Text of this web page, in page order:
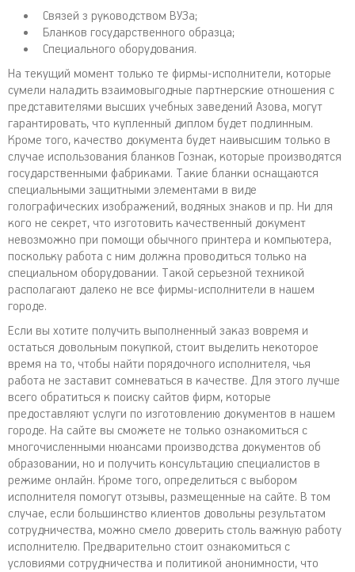
Связей з руководством ВУЗа;
Бланков государственного образца;
Специального оборудования.
На текущий момент только те фирмы-исполнители, которые
сумели наладить взаимовыгодные партнерские отношения с
представителями высших учебных заведений Азова, могут
гарантировать, что купленный диплом будет подлинным.
Кроме того, качество документа будет наивысшим только в
случае использования бланков Гознак, которые производятся
государственными фабриками. Такие бланки оснащаются
специальными защитными элементами в виде
голографических изображений, водяных знаков и пр. Ни для
кого не секрет, что изготовить качественный документ
невозможно при помощи обычного принтера и компьютера,
поскольку работа с ним должна проводиться только на
специальном оборудовании. Такой серьезной техникой
располагают далеко не все фирмы-исполнители в нашем
городе.
Если вы хотите получить выполненный заказ вовремя и
остаться довольным покупкой, стоит выделить некоторое
время на то, чтобы найти порядочного исполнителя, чья
работа не заставит сомневаться в качестве. Для этого лучше
всего обратиться к поиску сайтов фирм, которые
предоставляют услуги по изготовлению документов в нашем
городе. На сайте вы сможете не только ознакомиться с
многочисленными нюансами производства документов об
образовании, но и получить консультацию специалистов в
режиме онлайн. Кроме того, определиться с выбором
исполнителя помогут отзывы, размещенные на сайте. В том
случае, если большинство клиентов довольны результатом
сотрудничества, можно смело доверить столь важную работу
исполнителю. Предварительно стоит ознакомиться с
условиями сотрудничества и политикой анонимности, что